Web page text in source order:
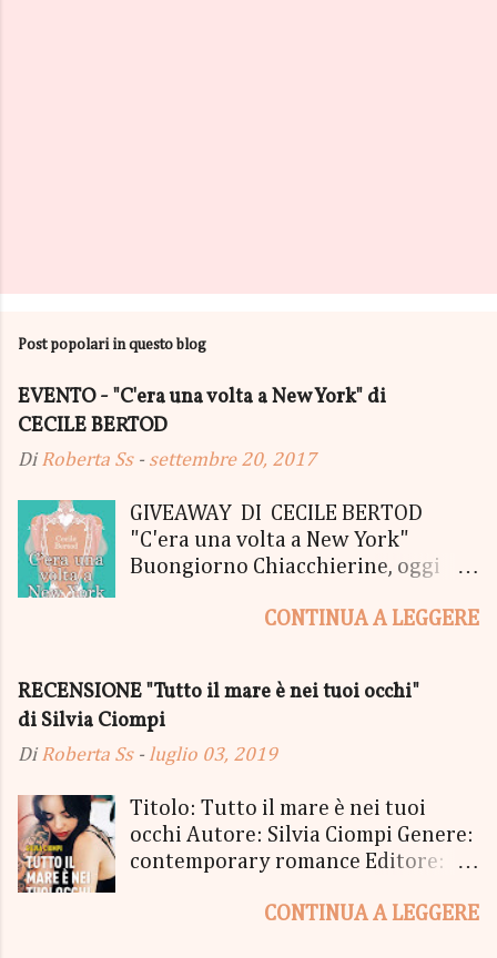
Post popolari in questo blog
EVENTO - "C'era una volta a New York" di
CECILE BERTOD
DiRoberta Ss - settembre 20, 2017
GIVEAWAY DI CECILE BERTOD
"C'era una volta a New York"
Buongiorno Chiacchierine, oggi
lanciamo il SUPER MEGA GIVEAWAY
05 Ottobre di "C'era una volta a
New York", edito Newton Compton.
Un Giveaway molto ricco per la
Premio, che si aggiudicherà tutto
in Un bel PACCO SORPRESA: - La
Copia Cartacea di "C'era una volta a
"tutto ma non il mio Tailleur" - una
CONTINUA A LEGGERE
RECENSIONE "Tutto il mare è nei tuoi occhi"
di Silvia Ciompi
DiRoberta Ss - luglio 03, 2019
Titolo: Tutto il mare è nei tuoi
occhi Autore: Silvia Ciompi Genere:
contemporary romance Editore:
Pubblicazione: 4 giugno Formato:
CONTINUA A LEGGERE